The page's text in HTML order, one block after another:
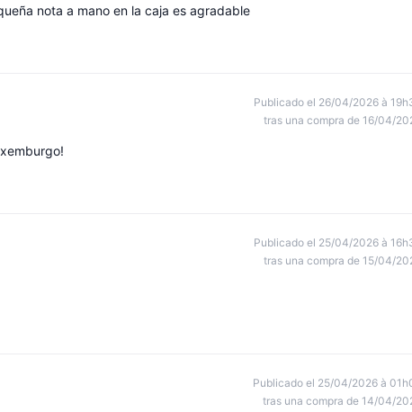
nota a mano en la caja es agradable
Publicado el 26/04/2026 à
tras una compra de 16/04/
Publicado el 25/04/2026 à
tras una compra de 15/04/
Publicado el 25/04/2026 à
tras una compra de 14/04/